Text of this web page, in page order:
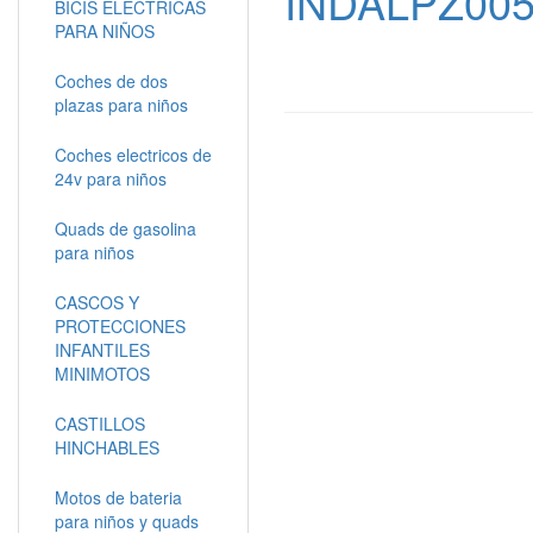
BICIS ELECTRICAS
PARA NIÑOS
Coches de dos
plazas para niños
Coches electricos de
24v para niños
Quads de gasolina
para niños
CASCOS Y
PROTECCIONES
INFANTILES
MINIMOTOS
CASTILLOS
HINCHABLES
Motos de bateria
para niños y quads